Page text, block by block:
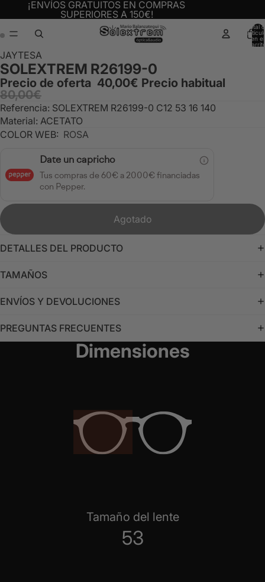
¡ENVÍOS GRATUITOS EN COMPRAS
SUPERIORES A 150€!
Total
en el
Abrir
imagen
a
pantalla
completa
Abrir
imagen
a
pantalla
completa
JAYTESA
SOLEXTREM R26199-0
Precio de oferta 40,00€ Precio habitual
80,00€
Referencia: SOLEXTREM R26199-0 C12 53 16 140
Material: ACETATO
COLOR WEB: ROSA
Date un capricho
Tus compras de 60€ a 2000€ financiadas
con Pepper.
Agotado
DETALLES DEL PRODUCTO
TAMAÑOS
ENVÍOS Y DEVOLUCIONES
PREGUNTAS FRECUENTES
Dimensiones
Tamaño del lente
53